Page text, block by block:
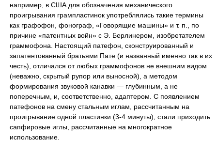
например, в США для обозначения механического
проигрывания грампластинок употреблялись такие термины
как графофон, фонограф, «Говорящие машины» и т. п., по
причине «патентных войн» с Э. Берлинером, изобретателем
граммофона. Настоящий патефон, сконструированный и
запатентованный братьями Пате (и названный именно так в их
честь), отличался от любых граммофонов не внешним видом
(неважно, скрытый рупор или выносной), а методом
формирования звуковой канавки — глубинным, а не
поперечным, и, соответственно, адаптером. С появлением
патефонов на смену стальным иглам, рассчитанным на
проигрывание одной пластинки (3-4 минуты), стали приходить
сапфировые иглы, рассчитанные на многократное
использование.